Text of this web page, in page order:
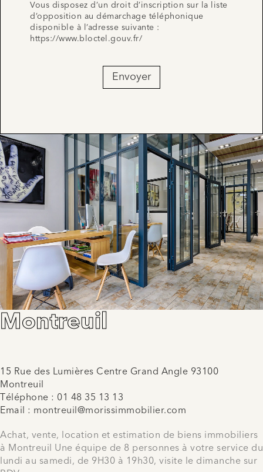
Vous disposez d’un droit d’inscription sur la liste
d’opposition au démarchage téléphonique
disponible à l’adresse suivante :
https://www.bloctel.gouv.fr/
Envoyer
Montreuil
15 Rue des Lumières Centre Grand Angle 93100
Montreuil
Téléphone : 01 48 35 13 13
Email : montreuil@morissimmobilier.com
Achat, vente, location et estimation de biens immobiliers
à Montreuil Une équipe de 8 personnes à votre service du
lundi au samedi, de 9H30 à 19h30, visite le dimanche sur